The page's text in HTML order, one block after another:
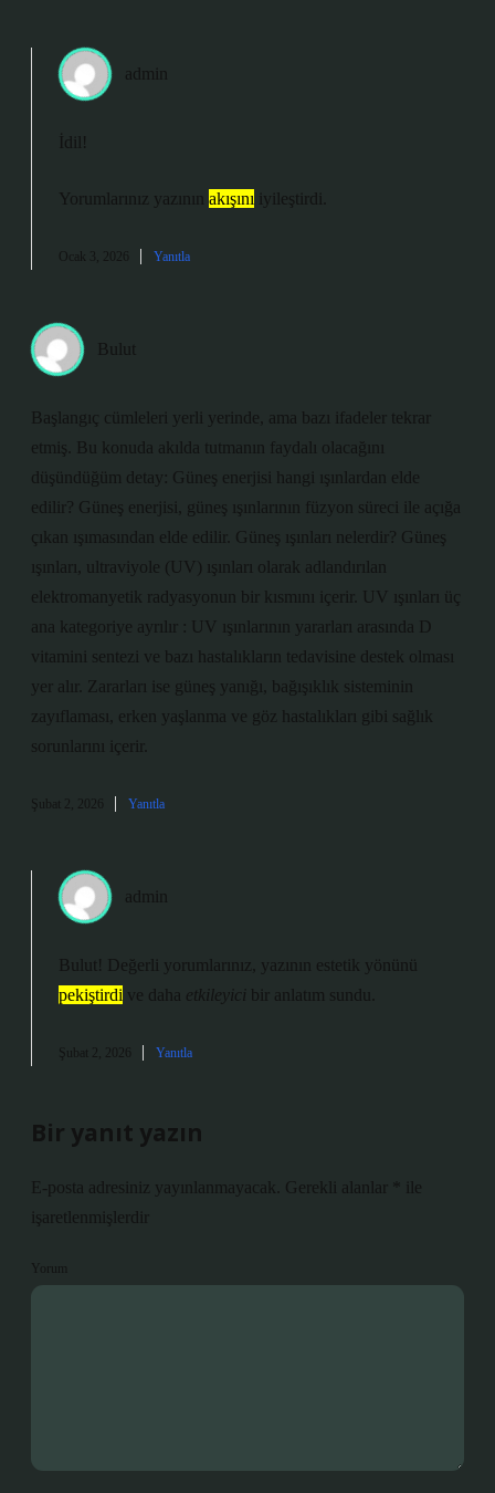
admin
İdil!
Yorumlarınız yazının akışını iyileştirdi.
Ocak 3, 2026 Yanıtla
Bulut
Başlangıç cümleleri yerli yerinde, ama bazı ifadeler tekrar
etmiş. Bu konuda akılda tutmanın faydalı olacağını
düşündüğüm detay: Güneş enerjisi hangi ışınlardan elde
edilir? Güneş enerjisi, güneş ışınlarının füzyon süreci ile açığa
çıkan ışımasından elde edilir. Güneş ışınları nelerdir? Güneş
ışınları, ultraviyole (UV) ışınları olarak adlandırılan
elektromanyetik radyasyonun bir kısmını içerir. UV ışınları üç
ana kategoriye ayrılır : UV ışınlarının yararları arasında D
vitamini sentezi ve bazı hastalıkların tedavisine destek olması
yer alır. Zararları ise güneş yanığı, bağışıklık sisteminin
zayıflaması, erken yaşlanma ve göz hastalıkları gibi sağlık
sorunlarını içerir.
Şubat 2, 2026 Yanıtla
admin
Bulut! Değerli yorumlarınız, yazının estetik yönünü
pekiştirdi ve daha etkileyici bir anlatım sundu.
Şubat 2, 2026 Yanıtla
Bir yanıt yazın
E-posta adresiniz yayınlanmayacak. Gerekli alanlar
ile
işaretlenmişlerdir
Yorum